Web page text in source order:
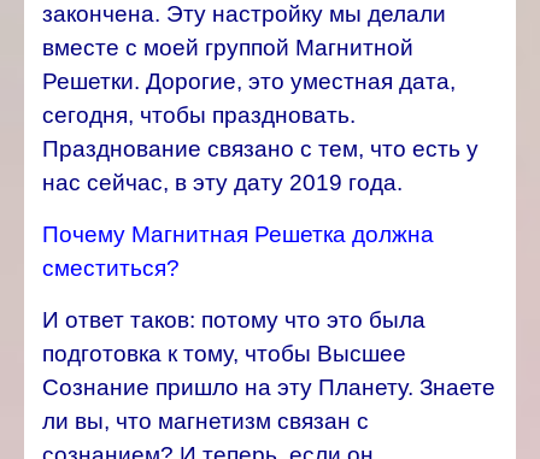
закончена. Эту настройку мы делали
вместе с моей группой Магнитной
Решетки. Дорогие, это уместная дата,
сегодня, чтобы праздновать.
Празднование связано с тем, что есть у
нас сейчас, в эту дату 2019 года.
Почему Магнитная Решетка должна
сместиться?
И ответ таков: потому что это была
подготовка к тому, чтобы Высшее
Сознание пришло на эту Планету. Знаете
ли вы, что магнетизм связан с